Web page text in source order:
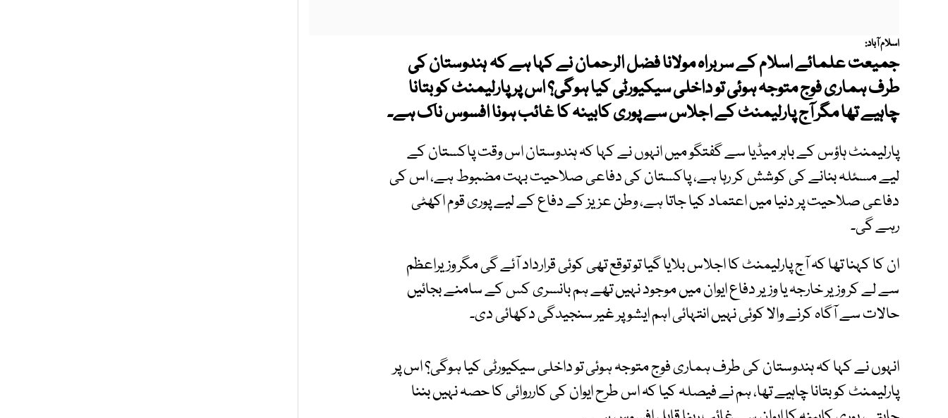
اسلام آباد:
جمیعت علمائے اسلام کے سربراہ مولانا فضل الرحمان نے کہا ہے کہ ہندوستان کی
طرف ہماری فوج متوجہ ہوئی تو داخلی سیکیورٹی کیا ہوگی؟ اس پر پارلیمنٹ کو بتانا
چاہیے تھا مگر آج پارلیمنٹ کے اجلاس سے پوری کابینہ کا غائب ہونا افسوس ناک ہے۔
پارلیمنٹ ہاؤس کے باہر میڈیا سے گفتگو میں انہوں نے کہا کہ ہندوستان اس وقت پاکستان کے
لیے مسئلہ بنانے کی کوشش کر رہا ہے، پاکستان کی دفاعی صلاحیت بہت مضبوط ہے، اس کی
دفاعی صلاحیت پر دنیا میں اعتماد کیا جاتا ہے، وطن عزیز کے دفاع کے لیے پوری قوم اکھٹی
رہے گی۔
ان کا کہنا تھا کہ آج پارلیمنٹ کا اجلاس بلایا گیا تو توقع تھی کوئی قرارداد آئے گی مگر وزیراعظم
سے لے کر وزیر خارجہ یا وزیر دفاع ایوان میں موجود نہیں تھے ہم بانسری کس کے سامنے بجائیں
حالات سے آگاہ کرنے والا کوئی نہیں انتہائی اہم ایشو پر غیر سنجیدگی دکھائی دی۔
انہوں نے کہا کہ ہندوستان کی طرف ہماری فوج متوجہ ہوئی تو داخلی سیکیورٹی کیا ہوگی؟ اس پر
پارلیمنٹ کو بتانا چاہیے تھا، ہم نے فیصلہ کیا کہ اس طرح ایوان کی کارروائی کا حصہ نہیں بننا